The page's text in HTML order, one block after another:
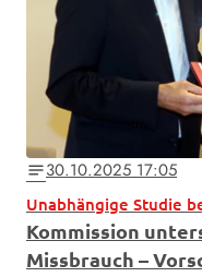
notes30.10.2025 17:05
Unabhängige Studie
Kommission
Missbrauch –